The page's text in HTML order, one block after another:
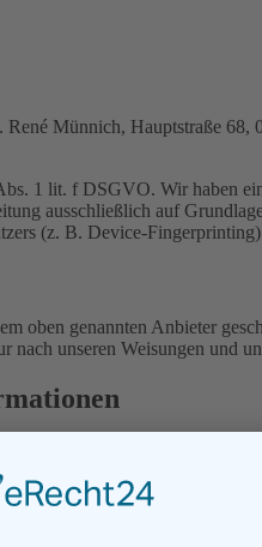
Münnich, Hauptstraße 68,
1 lit. f DSGVO. Wir haben
ausschließlich auf
(z. B. Device-
oben genannten Anbieter
nach unseren Weisungen und
sehr ernst. Wir